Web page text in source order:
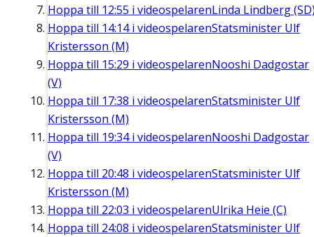
Hoppa till 12:55 i videospelarenLinda Lindberg
Hoppa till 14:14i videospelarenStatsminister Ulf
Kristersson (M)
Hoppa till 15:29 i videospelarenNooshi Dadgostar
(V)
Hoppa till 17:38 i videospelarenStatsminister Ulf
Kristersson (M)
Hoppa till 19:34i videospelarenNooshi Dadgostar
(V)
Hoppa till 20:48 i videospelarenStatsminister Ulf
Kristersson (M)
Hoppa till 22:03 i videospelarenUlrika Heie (C)
Hoppa till 24:08 i videospelarenStatsminister Ulf